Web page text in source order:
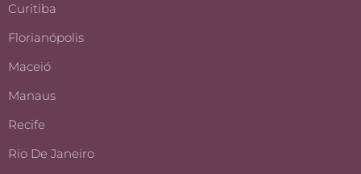
Curitiba
Florianópolis
Maceió
Manaus
Recife
Rio De Janeiro